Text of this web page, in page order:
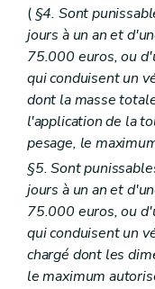
(§4. Sont
jours à un an et
75.000 euros, ou
qui conduisent un
dont la masse
l'application de la
pesage, le
§5. Sont
jours à un an et
75.000 euros, ou
qui conduisent un
chargé dont les
le maximum